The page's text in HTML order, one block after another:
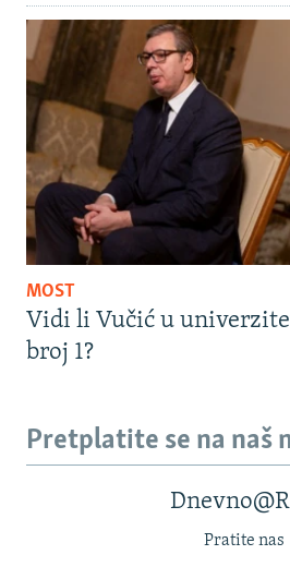
MOST
Vidi li Vučić u
broj 1?
Pretplatite se na naš
Pratite nas